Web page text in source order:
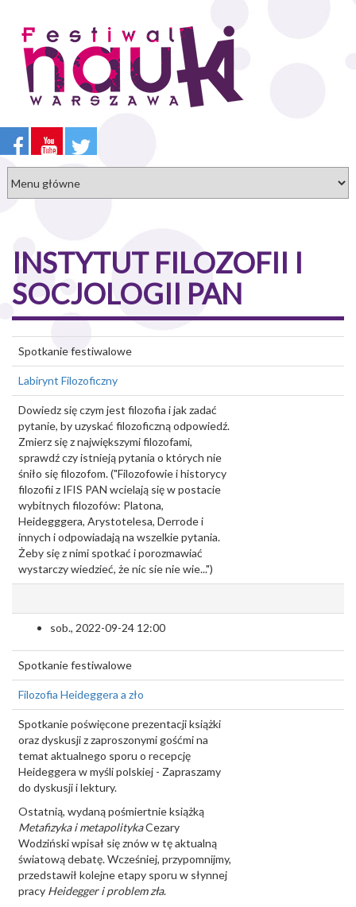
treści
INSTYTUT FILOZOFII I
SOCJOLOGII PAN
Spotkanie festiwalowe
Labirynt Filozoficzny
Dowiedz się czym jest filozofia i jak zadać
pytanie, by uzyskać filozoficzną odpowiedź.
Zmierz się z największymi filozofami,
sprawdź czy istnieją pytania o których nie
śniło się filozofom. ("Filozofowie i historycy
filozofii z IFIS PAN wcielają się w postacie
wybitnych filozofów: Platona,
Heidegggera, Arystotelesa, Derrode i
innych i odpowiadają na wszelkie pytania.
Żeby się z nimi spotkać i porozmawiać
wystarczy wiedzieć, że nic sie nie wie...")
sob., 2022-09-24 12:00
Spotkanie festiwalowe
Filozofia Heideggera a zło
Spotkanie poświęcone prezentacji książki
oraz dyskusji z zaproszonymi gośćmi na
temat aktualnego sporu o recepcję
Heideggera w myśli polskiej - Zapraszamy
do dyskusji i lektury.
Ostatnią, wydaną pośmiertnie książką
Metafizyka i metapolitykaCezary
Wodziński wpisał się znów w tę aktualną
światową debatę. Wcześniej, przypomnijmy,
przedstawił kolejne etapy sporu w słynnej
pracy Heidegger i problem zła.